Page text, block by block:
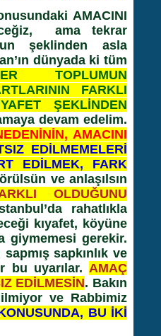
AMACINI
ama tekrar
şeklinden asla
dünyada ki tüm
TOPLUMUN
FARKLI
ŞEKLİNDEN
devam edelim.
AMACINI
EDİLMEMELERİ
EDİLMEK, FARK
ve anlaşılsın
OLDUĞUNU
rahatlıkla
kıyafet, köyüne
giymemesi gerekir.
sapkınlık ve
bu uyarılar. AMAÇ
EDİLMESİN. Bakın
ve Rabbimiz
BU İKİ